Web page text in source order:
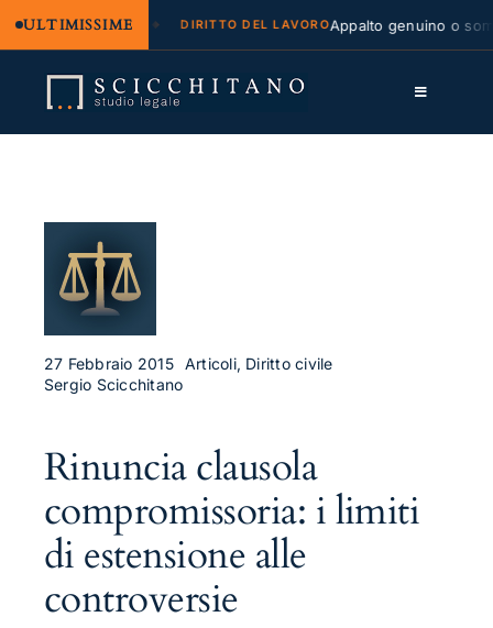
ULTIMISSIME
e regresso DIRITTO DEL LAVOROAppalto genuino o
contenuto
Toggle
Approfondimenti
Contatti
27 Febbraio 2015 Articoli, Diritto civile
Sergio Scicchitano
Rinuncia clausola
compromissoria: i limiti
di estensione alle
controversie